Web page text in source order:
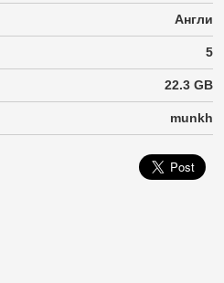
Англи
5
22.3 GB
munkh